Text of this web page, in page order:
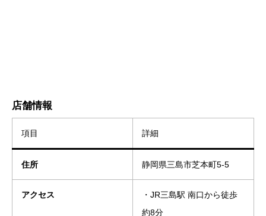
店舗情報
項目 詳細
住所 静岡県三島市芝本町5-5
アクセス
・JR三島駅 南口から徒歩
約8分